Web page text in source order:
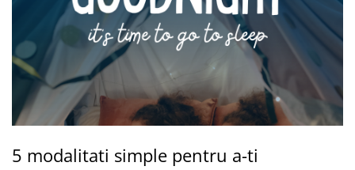
5 modalitati simple pentru a-ti